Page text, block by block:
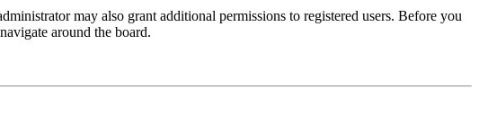
may also grant additional permissions to registered users. Before you
around the board.